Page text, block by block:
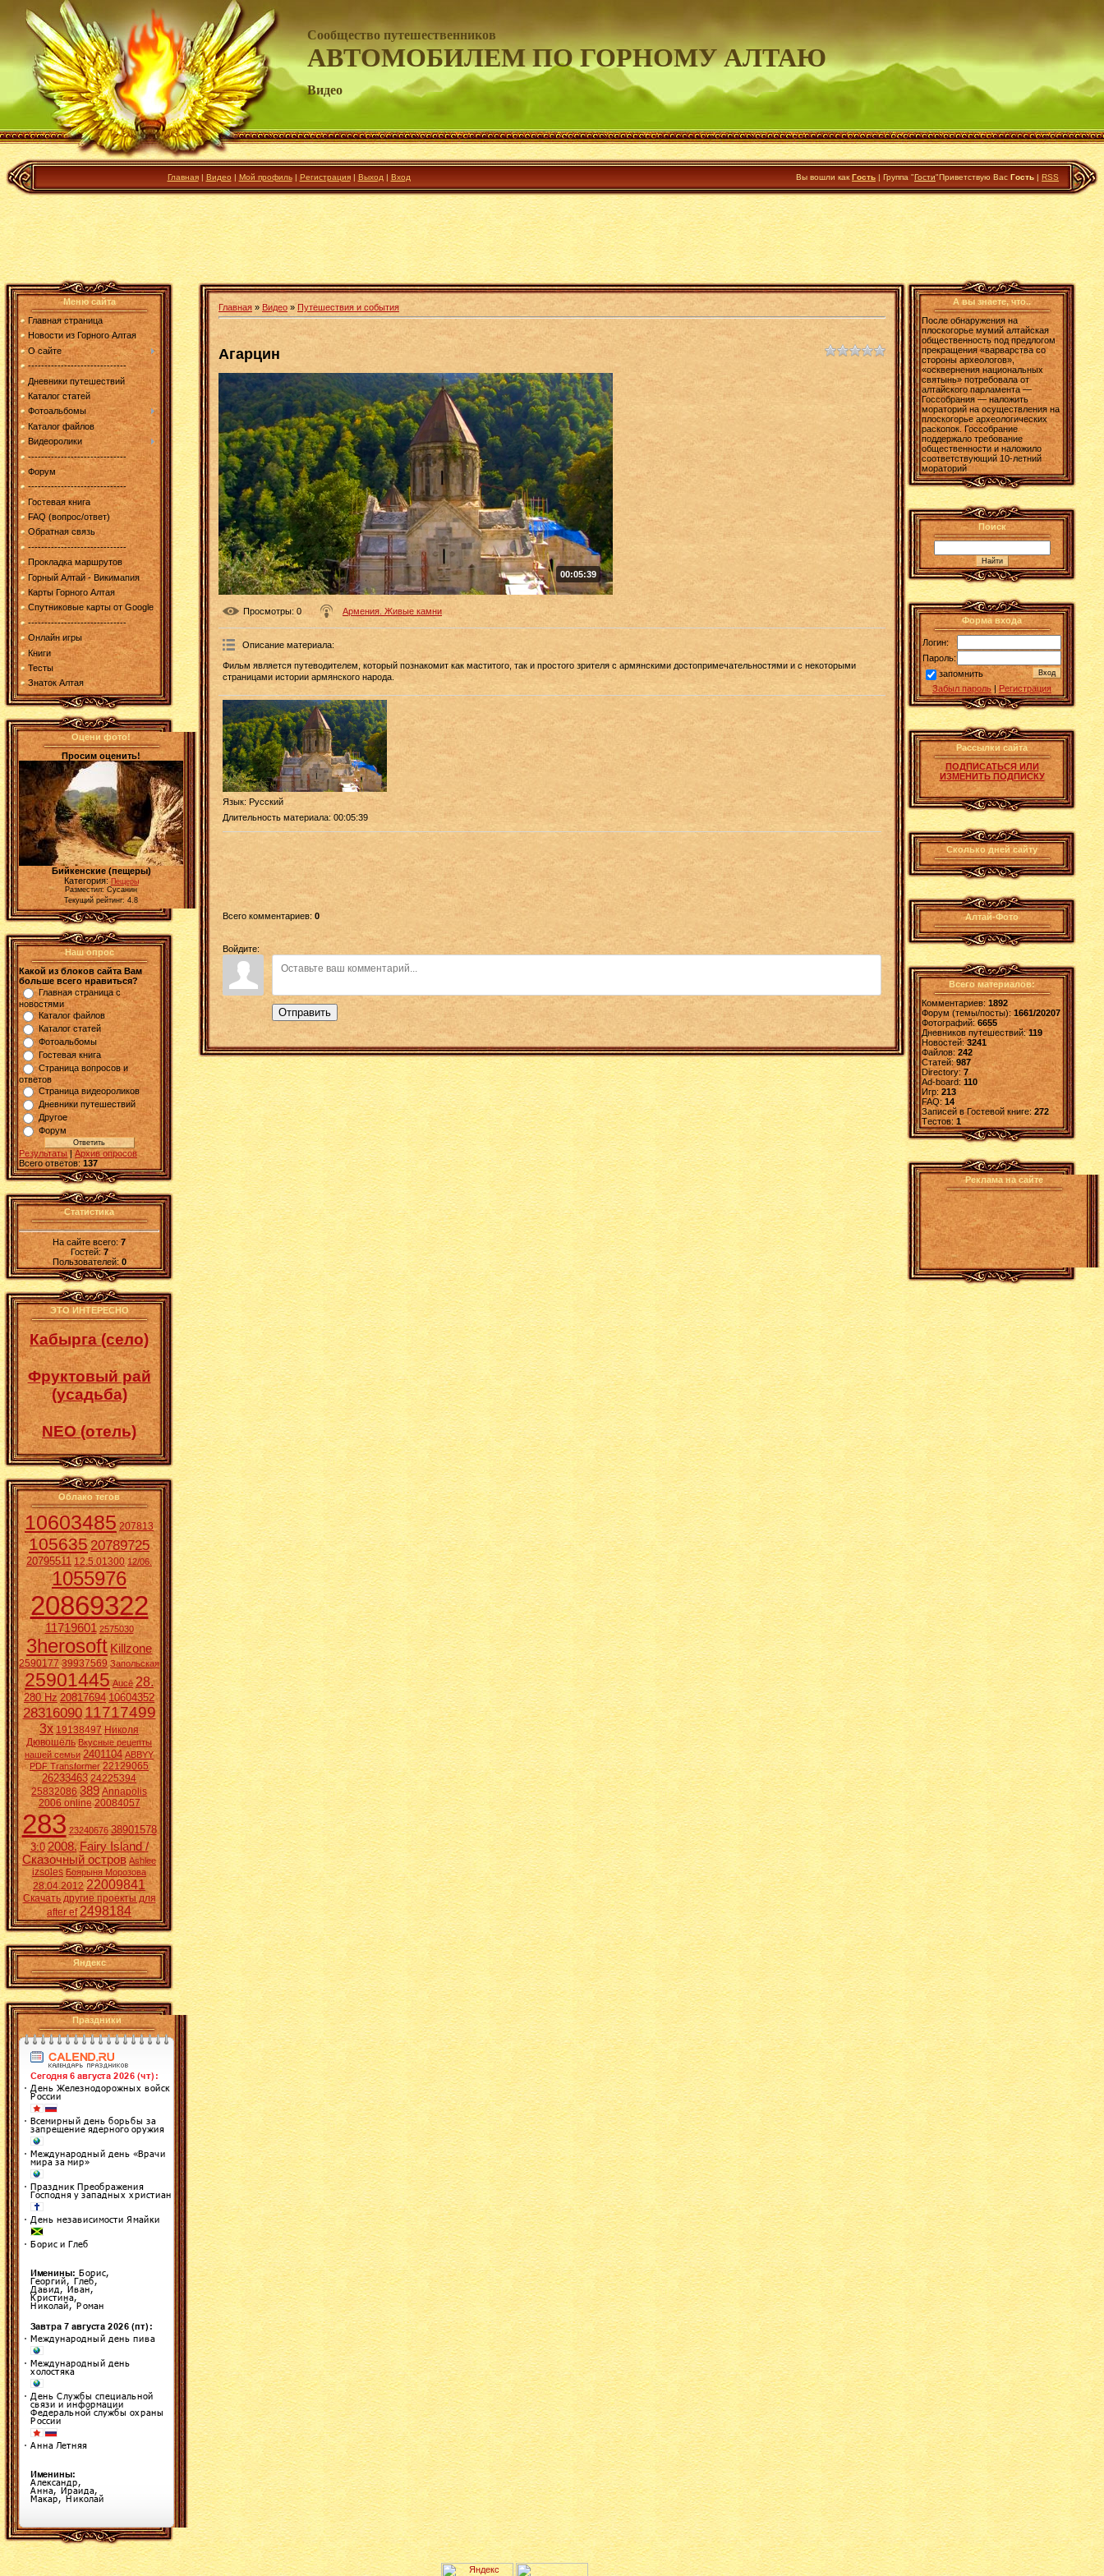
Сообщество путешественников
АВТОМОБИЛЕМ ПО ГОРНОМУ АЛТАЮ
Видео
Главная| Видео| Мой профиль| Регистрация| Выход | Вход Вы вошли как Гость | Группа "Гости"Приветствую Вас Гость | RSS
Меню сайта
Главная страница
Новости из Горного Алтая
О сайте
------------------------------
Дневники путешествий
Каталог статей
Фотоальбомы
Каталог файлов
Видеоролики
------------------------------
Форум
------------------------------
Гостевая книга
FAQ (вопрос/ответ)
Обратная связь
------------------------------
Прокладка маршрутов
Горный Алтай - Викимапия
Карты Горного Алтая
Спутниковые карты от Google
------------------------------
Онлайн игры
Книги
Тесты
Знаток Алтая
Оцени фото!
Просим оценить!
Бийкенские (пещеры)
Категория: Пещеры
Разместил: Сусанин
Текущий рейтинг: 4.8
Наш опрос
Какой из блоков сайта Вам
больше всего нравиться?
Главная страница с
новостями
Каталог файлов
Каталог статей
Фотоальбомы
Гостевая книга
Страница вопросов и
ответов
Страница видеороликов
Дневники путешествий
Другое
Форум
Результаты|Архив опросов
Всего ответов: 137
Статистика
На сайте всего:7
Гостей:7
Пользователей: 0
ЭТО ИНТЕРЕСНО
Кабырга (село)
Фруктовый рай
(усадьба)
NEO (отель)
Облако тегов
10603485 207813
10563520789725
20795511 12.5.01300 12/06.
1055976
20869322
11719601 2575030
3herosoft Killzone
2590177 39937569 Запольская
25901445 Aucē 28.
280 Hz 20817694 10604352
2831609011717499
3x 19138497 Николя
Дювошель Вкусные рецепты
нашей семьи 2401104 ABBYY
PDF Transformer 22129065
26233463 24225394
25832086 389 Annapolis
2006 online 20084057
283 23240676 38901578
3:0 2008. Fairy Island /
Сказочный остров Ashlee
izsoles Боярыня Морозова
28.04.2012 22009841
Скачать другие проекты для
after ef 2498184
Яндекс
Праздники
Главная » Видео» Путешествия и события
Агарцин
00:05:39
Просмотры: 0 Армения. Живые камни
Описание материала:
Фильм является путеводителем, который познакомит как маститого, так и простого зрителя с армянскими достопримечательностями и с некоторыми
страницами истории армянского народа.
Язык: Русский
Длительность материала: 00:05:39
Всего комментариев: 0
Войдите:
Отправить
А вы знаете, что..
После обнаружения на
плоскогорье мумий алтайская
общественность под предлогом
прекращения «варварства со
стороны археологов»,
«осквернения национальных
святынь» потребовала от
алтайского парламента —
Госсобрания — наложить
мораторий на осуществления на
плоскогорье археологических
раскопок. Госсобрание
поддержало требование
общественности и наложило
соответствующий 10-летний
мораторий
Поиск
Форма входа
Логин:
Пароль:
запомнить
Забыл пароль | Регистрация
Рассылки сайта
ПОДПИСАТЬСЯ ИЛИ
ИЗМЕНИТЬ ПОДПИСКУ
Сколько дней сайту
Алтай-Фото
Всего материалов:
Комментариев: 1892
Форум (темы/посты):1661/20207
Фотографий:6655
Дневников путешествий:119
Новостей:3241
Файлов: 242
Статей:987
Directory: 7
Ad-board:110
Игр: 213
FAQ:14
Записей в Гостевой книге:272
Tестов: 1
Реклама на сайте